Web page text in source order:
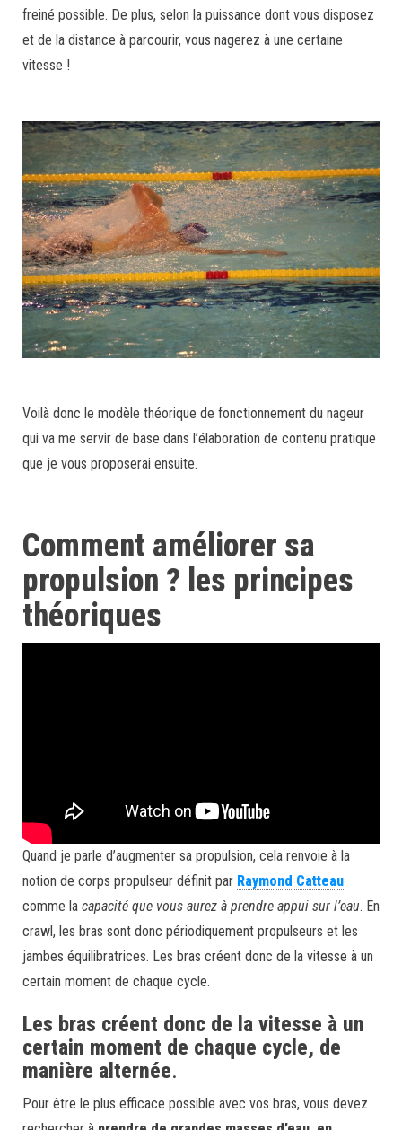
freiné possible. De plus, selon la puissance dont vous disposez
et de la distance à parcourir, vous nagerez à une certaine
vitesse !
Voilà donc le modèle théorique de fonctionnement du nageur
qui va me servir de base dans l’élaboration de contenu pratique
que je vous proposerai ensuite.
Comment améliorer sa
propulsion ? les principes
théoriques
Quand je parle d’augmenter sa propulsion, cela renvoie à la
notion de corps propulseur définit par Raymond Catteau
comme la capacité que vous aurez à prendre appui sur l’eau. En
crawl, les bras sont donc périodiquement propulseurs et les
jambes équilibratrices. Les bras créent donc de la vitesse à un
certain moment de chaque cycle.
Les bras créent donc de la vitesse à un
certain moment de chaque cycle, de
manière alternée.
Pour être le plus efficace possible avec vos bras, vous devez